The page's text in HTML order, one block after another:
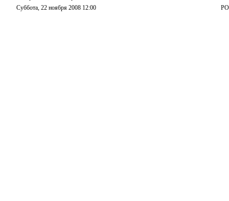
Суббота, 22 ноября 2008 12:00